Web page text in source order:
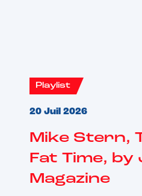
Playlist
20 Juil 2026
Mike Stern,
Fat Time, by
Magazine